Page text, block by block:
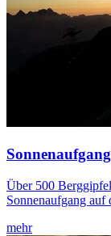
Über 500
Sonnenaufgang auf
mehr